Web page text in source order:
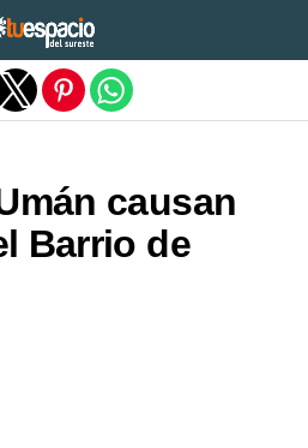
causan
Barrio de
la versión móvil